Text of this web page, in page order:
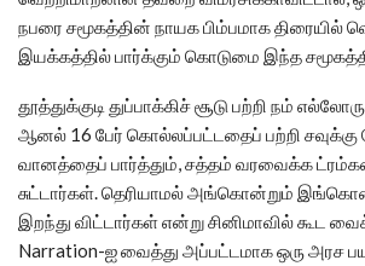
நபரை சமூகத்தின் நாயக பிம்பமாக திரையில்
இயக்கத்தில் பார்க்கும் கொடுமை இந்த
தூத்துக்குடி துப்பாக்கிச் சூடு பற்றி நம்
ஆனல் 16 பேர் கொல்லப்பட்டதைப் பற்றி சவுக்கு
வானத்தைப் பார்த்தும், சத்தம் வரவைக்க
சுட்டார்கள். தெரியாமல் அங்கொன்றும்
இறந்து விட்டார்கள் என்று சினிமாவில் கூட
Narration-ஐ வைத்து அப்பட்டமாக ஒரு அரச